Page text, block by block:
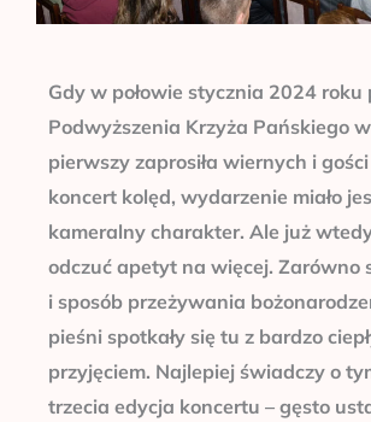
Gdy w połowie stycznia 2024 roku
Podwyższenia Krzyża Pańskiego
pierwszy zaprosiła wiernych i
koncert kolęd, wydarzenie miało
kameralny charakter. Ale już wtedy
odczuć apetyt na więcej. Zarówno
i sposób przeżywania
pieśni spotkały się tu z bardzo
przyjęciem. Najlepiej świadczy o
trzecia edycja koncertu – gęsto